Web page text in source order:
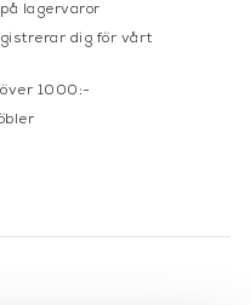
lagervaror
dig för vårt
1000:-